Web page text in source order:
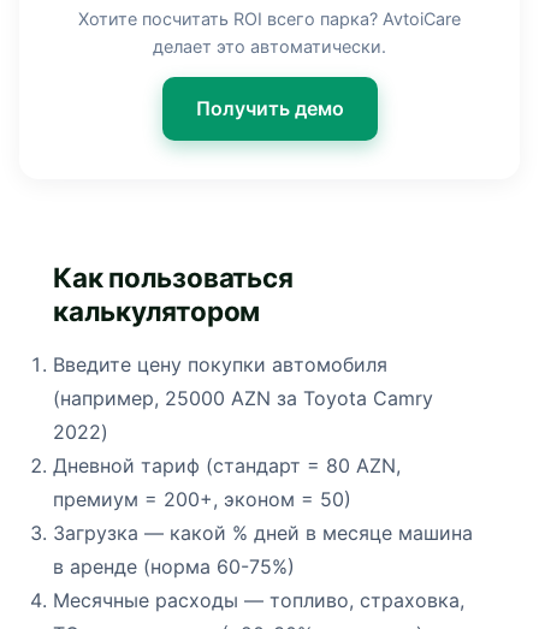
Хотите посчитать ROI всего парка? AvtoiCare
делает это автоматически.
Получить демо
Как пользоваться
калькулятором
Введите цену покупки автомобиля
(например, 25000 AZN за Toyota Camry
2022)
Дневной тариф (стандарт = 80 AZN,
премиум = 200+, эконом = 50)
Загрузка — какой % дней в месяце машина
в аренде (норма 60-75%)
Месячные расходы — топливо, страховка,